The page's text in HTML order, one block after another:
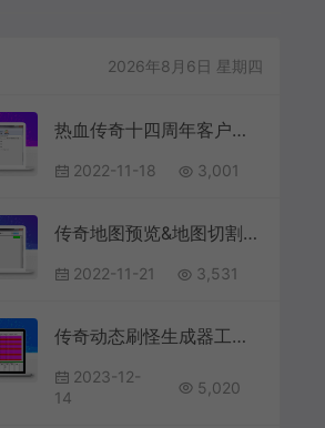
2026年8月6日 星期四
热血传奇十四周年客户端 – 绿色免安装版
2022-11-18 3,001
传奇地图预览&地图切割-2022-07-23
2022-11-21 3,531
传奇动态刷怪生成器工具V1.4
2023-12-
14
5,020